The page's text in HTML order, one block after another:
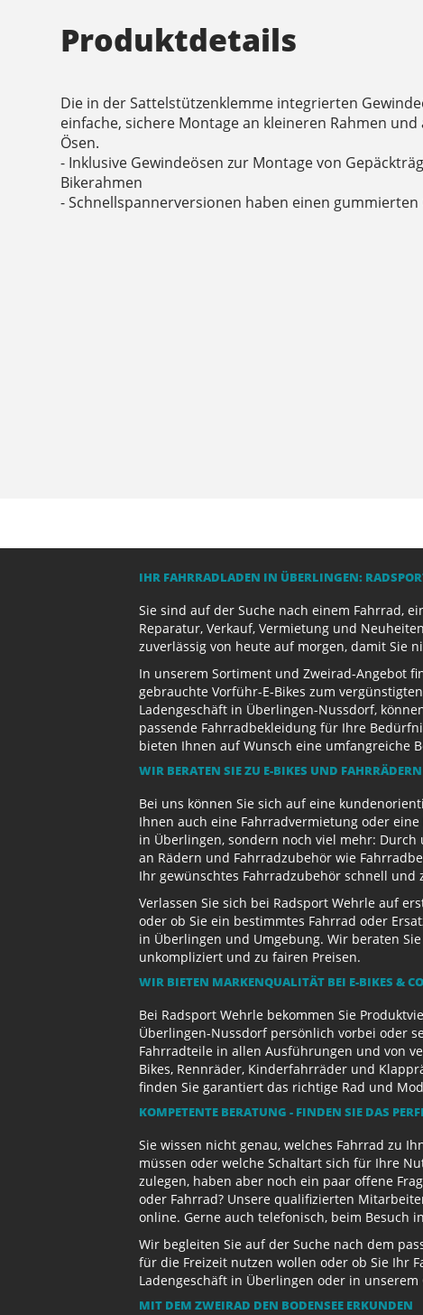
Produktdetails
Die in der Sattelstützenklemme integrierten
einfache, sichere Montage an kleineren Rahmen
Ösen.
- Inklusive Gewindeösen zur Montage von
Bikerahmen
- Schnellspannerversionen haben einen
IHR FAHRRADLADEN IN ÜBERLINGEN:
Sie sind auf der Suche nach einem Fahrrad,
Reparatur, Verkauf, Vermietung und
zuverlässig von heute auf morgen, damit Sie
In unserem Sortiment und Zweirad-Angebot
gebrauchte Vorführ-E-Bikes zum
Ladengeschäft in Überlingen-Nussdorf,
passende Fahrradbekleidung für Ihre
bieten Ihnen auf Wunsch eine umfangreiche
WIR BERATEN SIE ZU E-BIKES UND FAHRRÄDERN
Bei uns können Sie sich auf eine
Ihnen auch eine Fahrradvermietung oder
in Überlingen, sondern noch viel mehr:
an Rädern und Fahrradzubehör wie
Ihr gewünschtes Fahrradzubehör schnell und
Verlassen Sie sich bei Radsport Wehrle auf
oder ob Sie ein bestimmtes Fahrrad oder
in Überlingen und Umgebung. Wir beraten
unkompliziert und zu fairen Preisen.
WIR BIETEN MARKENQUALITÄT BEI E-BIKES &
Bei Radsport Wehrle bekommen Sie
Überlingen-Nussdorf persönlich vorbei oder
Fahrradteile in allen Ausführungen und von
Bikes, Rennräder, Kinderfahrräder und
finden Sie garantiert das richtige Rad und
KOMPETENTE BERATUNG - FINDEN SIE DAS
Sie wissen nicht genau, welches Fahrrad zu
müssen oder welche Schaltart sich für Ihre
zulegen, haben aber noch ein paar offene
oder Fahrrad? Unsere qualifizierten
online. Gerne auch telefonisch, beim Besuch
Wir begleiten Sie auf der Suche nach dem
für die Freizeit nutzen wollen oder ob Sie Ihr
Ladengeschäft in Überlingen oder in
MIT DEM ZWEIRAD DEN BODENSEE ERKUNDEN